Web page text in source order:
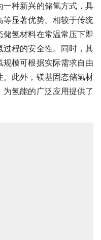
一种新兴的储氢方式，具
显著优势。相较于传统
氢材料在常温常压下即
程的安全性。同时，其
模可根据实际需求自由
此外，镁基固态储氢材
氢能的广泛应用提供了